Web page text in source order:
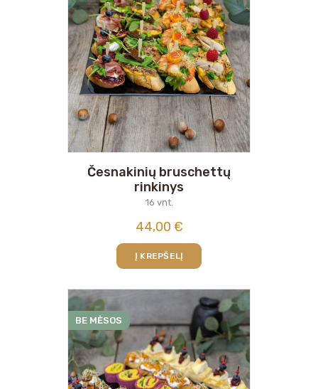
Česnakinių bruschettų
rinkinys
16 vnt.
44,00 €
Į KREPŠELĮ
BE MĖSOS